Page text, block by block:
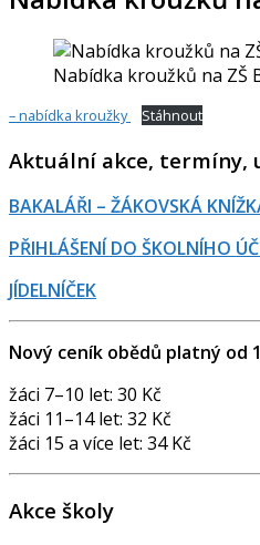
Nabídka kroužků na ZŠ
– nabídka kroužky Stáhnout
Aktuální akce, termíny,
BAKALÁŘI – ŽÁKOVSKÁ
PŘIHLÁŠENÍ DO ŠKOLNÍHO
JÍDELNÍČEK
Nový ceník obědů platný od
žáci 7–10 let: 30 Kč
žáci 11–14 let: 32 Kč
žáci 15 a více let: 34 Kč
Akce školy